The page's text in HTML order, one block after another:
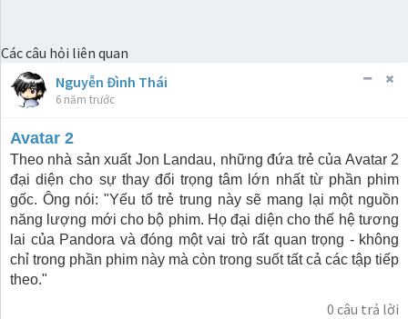
Các câu hỏi liên quan
Nguyễn Đình Thái
6 năm trước
Avatar 2
Theo nhà sản xuất Jon Landau, những đứa trẻ của Avatar 2
đại diện cho sự thay đổi trọng tâm lớn nhất từ phần phim
gốc. Ông nói: "Yếu tổ trẻ trung này sẽ mang lại một nguồn
năng lượng mới cho bộ phim. Họ đại diện cho thế hệ tương
lai của Pandora và đóng một vai trò rất quan trọng - không
chỉ trong phần phim này mà còn trong suốt tất cả các tập tiếp
theo."
0 câu trả lời